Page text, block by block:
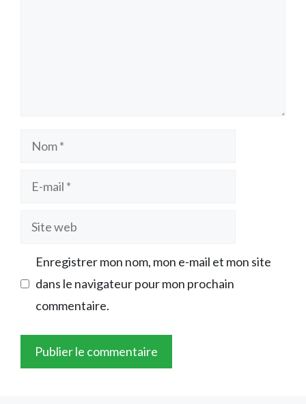
Nom
Site
Enregistrer mon nom, mon e-mail et mon site
dans le navigateur pour mon prochain
commentaire.